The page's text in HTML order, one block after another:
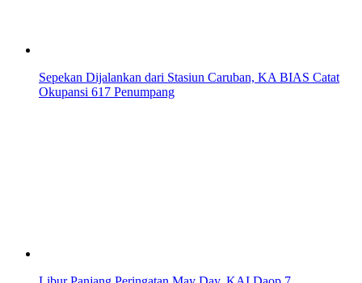
Sepekan Dijalankan dari Stasiun Caruban, KA BIAS Catat
Okupansi 617 Penumpang